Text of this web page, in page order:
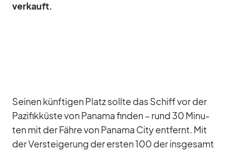
ver­kauft.
Sei­nen künf­ti­gen Platz sollte das Schiff vor der
Pa­zi­fik­küste von Pa­nama fin­den – rund 30 Mi­nu­
ten mit der Fähre von Pa­nama City ent­fernt. Mit
der Ver­stei­ge­rung der ers­ten 100 der ins­ge­samt